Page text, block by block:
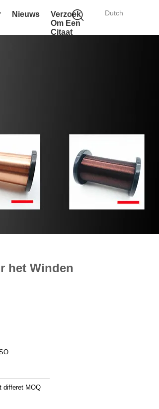
Dutch
Nieuws
Verzoek
Om Een
Citaat
het Winden
differet MOQ